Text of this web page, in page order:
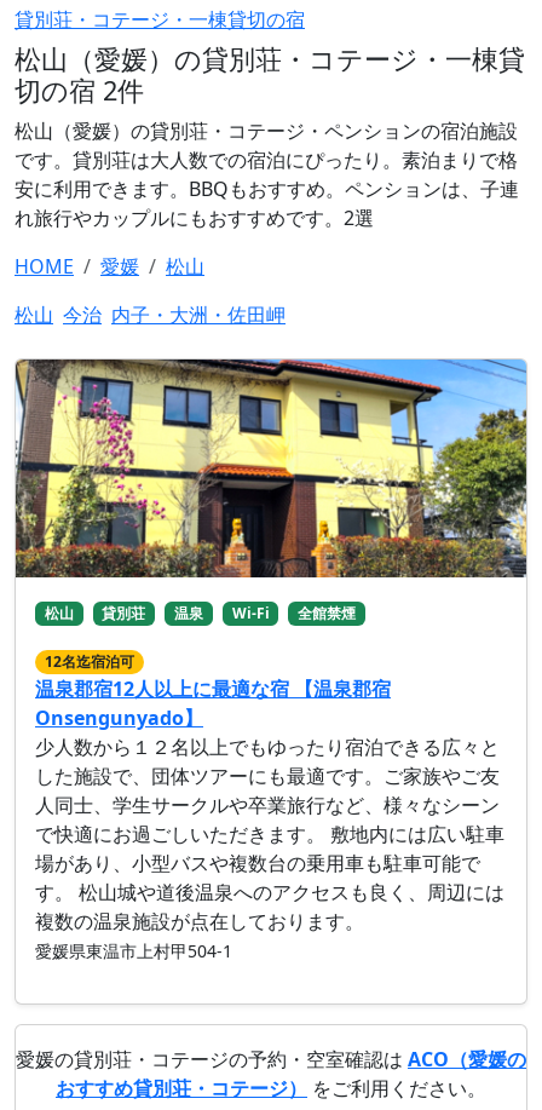
貸別荘・コテージ・一棟貸切の宿
松山（愛媛）の貸別荘・コテージ・一棟貸
切の宿 2件
松山（愛媛）の貸別荘・コテージ・ペンションの宿泊施設
です。貸別荘は大人数での宿泊にぴったり。素泊まりで格
安に利用できます。BBQもおすすめ。ペンションは、子連
れ旅行やカップルにもおすすめです。2選
HOME
愛媛
松山
松山 今治 内子・大洲・佐田岬
松山 貸別荘 温泉 Wi-Fi 全館禁煙
12名迄宿泊可
温泉郡宿12人以上に最適な宿 【温泉郡宿
Onsengunyado】
少人数から１２名以上でもゆったり宿泊できる広々と
した施設で、団体ツアーにも最適です。ご家族やご友
人同士、学生サークルや卒業旅行など、様々なシーン
で快適にお過ごしいただきます。 敷地内には広い駐車
場があり、小型バスや複数台の乗用車も駐車可能で
す。 松山城や道後温泉へのアクセスも良く、周辺には
複数の温泉施設が点在しております。
愛媛県東温市上村甲504-1
愛媛の貸別荘・コテージの予約・空室確認は ACO（愛媛の
おすすめ貸別荘・コテージ）
をご利用ください。